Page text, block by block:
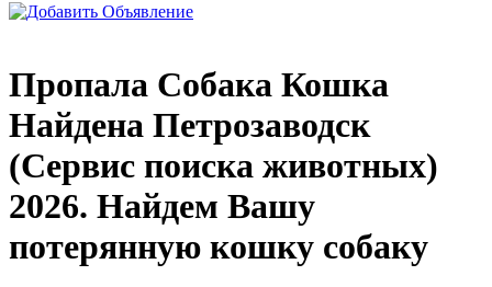
Пропала Собака Кошка
Найдена Петрозаводск
(Сервис поиска животных)
2026. Найдем Вашу
потерянную кошку собаку